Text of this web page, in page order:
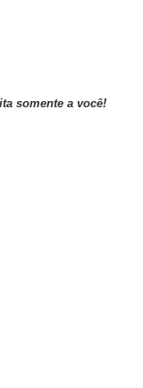
somente a você!